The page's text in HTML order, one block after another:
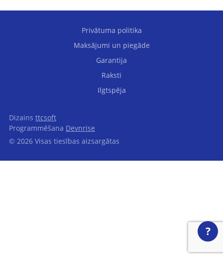
?
Privātuma politika
Maksājumi un piegāde
Garantija
Raksti
Ilgtspēja
© 2026 Visas tiesības aizsargātas
Dizains ttcsoft
Programmēšana Devnrise